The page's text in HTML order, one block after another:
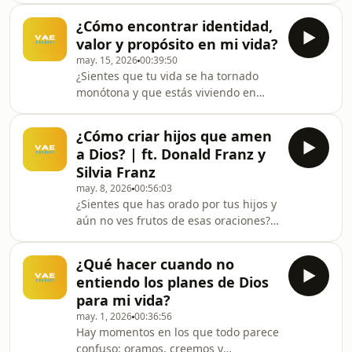
Su gloria.Suscríbete para recibir las
notas de los episodios de VAE Podca
existen pesos y pecados que pueden
obstaculizar nuestra vida espiritual,
pero también nos muestra cómo
perseverar y correr con fidelidad la
carrera que Dios puso delante de
nosotros.Suscríbete para recibir las
notas de los episodios de VAE Podcast
con el siguie
¿Cómo encontrar identidad,
valor y propósito en mi vida?
may. 15, 202600:39:50
¿Sientes que tu vida se ha tornado
monótona y que estás viviendo en
automático es olvidar que fuimos
creados con un propósito mucho más
grande de lo que imaginamos. Dios
nos creó con una misión específica, y
la realidad es que, cuando Dios pensó
en nosotros, fuimos Su plan A y no un
plan B, porque para Dios no existe un
plan B.Susc
¿Cómo criar hijos que amen
a Dios? | ft. Donald Franz y
Silvia Franz
may. 8, 202600:56:03
¿Sientes que has orado por tus hijos y
aún no ves frutos de esas oraciones?
quienes se han tomado el tiempo
para compartir herramientas
prácticas sobre cómo orar por
nuestros hijos y en qué promesas de
Dios podemos descansar mientras
¿Qué hacer cuando no
entiendo los planes de Dios
para mi vida?
may. 1, 202600:36:56
Hay momentos en los que todo parece
confuso: oramos, creemos y